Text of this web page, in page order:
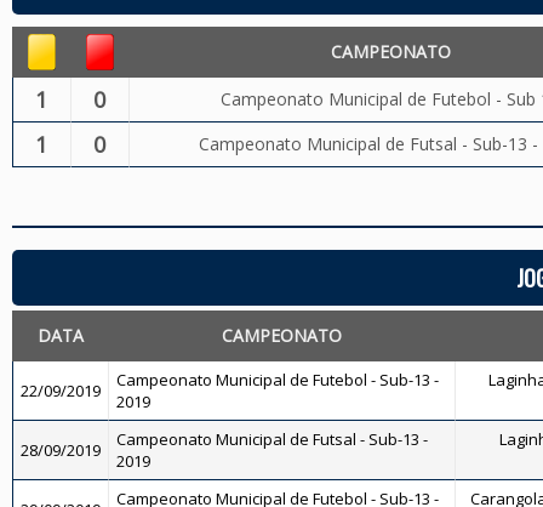
CAMPEONATO
1 0 Campeonato Municipal de Futebol - Sub
1 0 Campeonato Municipal de Futsal - Sub-13 -
DATA CAMPEONATO
22/09/2019
Campeonato Municipal de Futebol - Sub-13 -
2019
28/09/2019
Campeonato Municipal de Futsal - Sub-13 -
2019
Campeonato Municipal de Futebol - Sub-13 -